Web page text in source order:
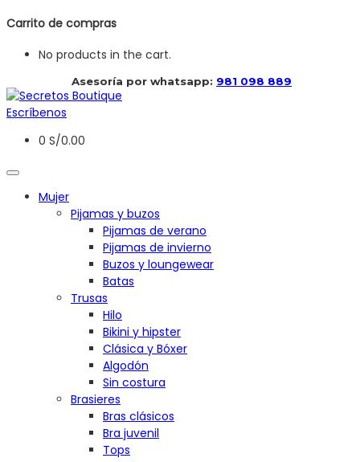
Carrito de compras
No products in the cart.
Asesoría por whatsapp: 981 098 889
Escríbenos
0 S/0.00
Mujer
Pijamas y buzos
Pijamas de verano
Pijamas de invierno
Buzos y loungewear
Batas
Trusas
Hilo
Bikini y hipster
Clásica y Bóxer
Algodón
Sin costura
Brasieres
Bras clásicos
Bra juvenil
Tops